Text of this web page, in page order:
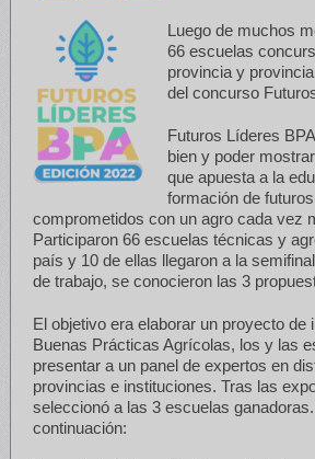
Luego de muchos
66 escuelas
provincia y
del concurso
Futuros Líderes
bien y poder
que apuesta a la
formación de
comprometidos con un agro cada vez
Participaron 66 escuelas técnicas y
país y 10 de ellas llegaron a la
de trabajo, se conocieron las 3
El objetivo era elaborar un proyecto de
Buenas Prácticas Agrícolas, los y las
presentar a un panel de expertos en
provincias e instituciones. Tras las
seleccionó a las 3 escuelas
continuación: